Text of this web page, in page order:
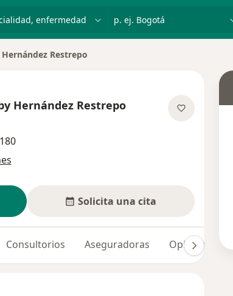
p. ej. Bogotá
Restrepo
Hernández Restrepo
Solicita una cita
Consultorios Aseguradoras Opiniones (33)